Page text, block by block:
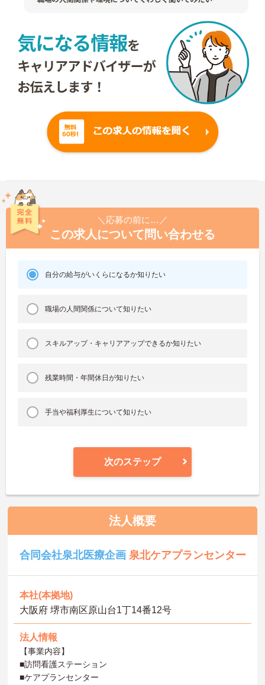
＼応募の前に…／
この求人について問い合わせる
自分の給与がいくらになるか知りたい
職場の人間関係について知りたい
スキルアップ・キャリアアップできるか知りたい
残業時間・年間休日が知りたい
手当や福利厚生について知りたい
次のステップ
法人概要
合同会社泉北医療企画泉北ケアプランセンター
本社(本拠地)
大阪府 堺市南区原山台1丁14番12号
法人情報
【事業内容】
■訪問看護ステーション
■ケアプランセンター